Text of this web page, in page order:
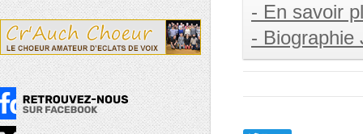
- En savoir
- Biographie